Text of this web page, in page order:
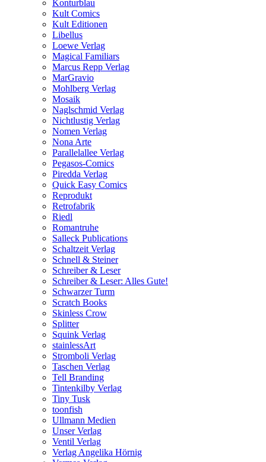
Konturblau
Kult Comics
Kult Editionen
Libellus
Loewe Verlag
Magical Familiars
Marcus Repp Verlag
MarGravio
Mohlberg Verlag
Mosaik
Naglschmid Verlag
Nichtlustig Verlag
Nomen Verlag
Nona Arte
Parallelallee Verlag
Pegasos-Comics
Piredda Verlag
Quick Easy Comics
Reprodukt
Retrofabrik
Riedl
Romantruhe
Salleck Publications
Schaltzeit Verlag
Schnell & Steiner
Schreiber & Leser
Schreiber & Leser: Alles Gute!
Schwarzer Turm
Scratch Books
Skinless Crow
Splitter
Squink Verlag
stainlessArt
Stromboli Verlag
Taschen Verlag
Tell Branding
Tintenkilby Verlag
Tiny Tusk
toonfish
Ullmann Medien
Unser Verlag
Ventil Verlag
Verlag Angelika Hörnig